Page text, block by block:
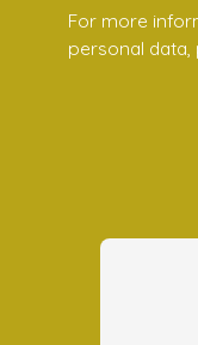
For more
personal data,